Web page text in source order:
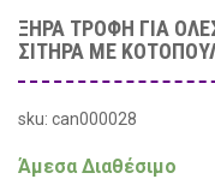
ΞΗΡΑ ΤΡΟΦΗ ΓΙΑ
ΣΙΤΗΡΑ ΜΕ
sku: can000028
Άμεσα Διαθέσιμο